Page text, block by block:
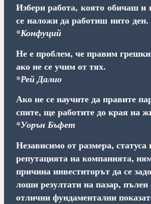
Избери работа, която обичаш и
се наложи да работиш нито ден.
*Конфуций
Не е проблем, че правим
ако не се учим от тях.
*Рей Далио
Ако не се научите да правите
спите, ще работите до края на
*Уорън Бъфет
Независимо от размера, статуса
репутацията на компанията,
причина инвеститорът да се
лоши резултати на пазар,
отлични фундаментални